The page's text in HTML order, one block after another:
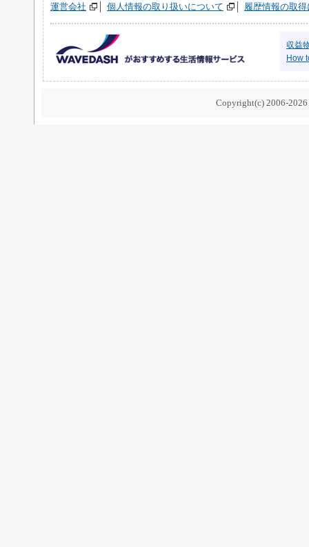
運営会社 個人情報の取り扱いについて 履歴情報の取
収益
How
Copyright(c) 2006-2026